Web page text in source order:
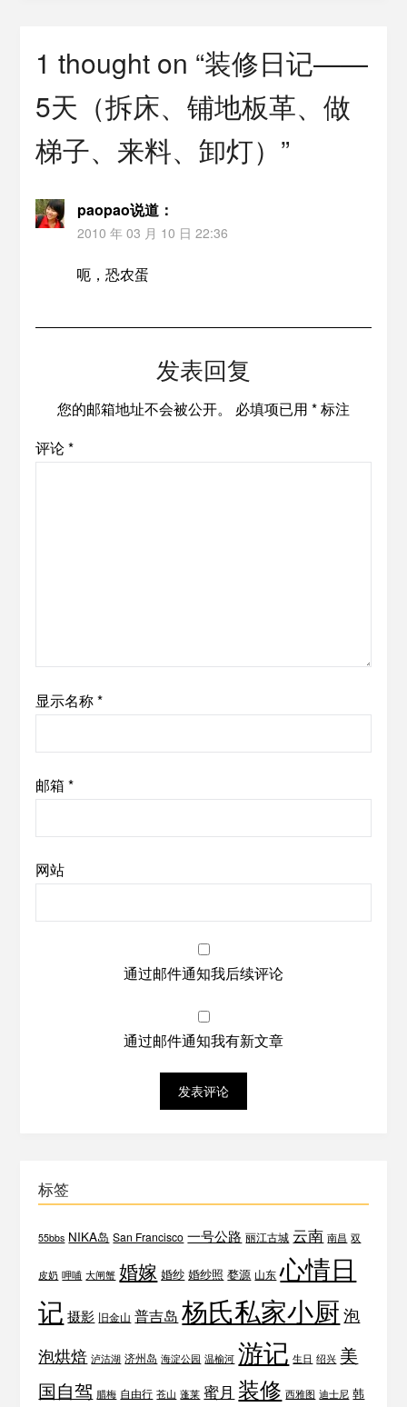
1 thought on “装修日记——
5天（拆床、铺地板革、做
梯子、来料、卸灯） ”
paopao说道：
2010 年 03 月 10 日 22:36
呃，恐农蛋
发表回复
您的邮箱地址不会被公开。 必填项已用 *标注
评论*
显示名称*
邮箱 *
网站
通过邮件通知我后续评论
通过邮件通知我有新文章
标签
55bbs NIKA岛 San Francisco 一号公路 丽江古城 云南 南昌 双
皮奶 呷哺 大闸蟹 婚嫁 婚纱 婚纱照 婺源 山东 心情日
记 摄影 旧金山 普吉岛 杨氏私家小厨 泡
泡烘焙 泸沽湖 济州岛 海淀公园 温榆河 游记 生日 绍兴 美
国自驾 腊梅 自由行 苍山 蓬莱 蜜月 装修 西雅图 迪士尼 韩